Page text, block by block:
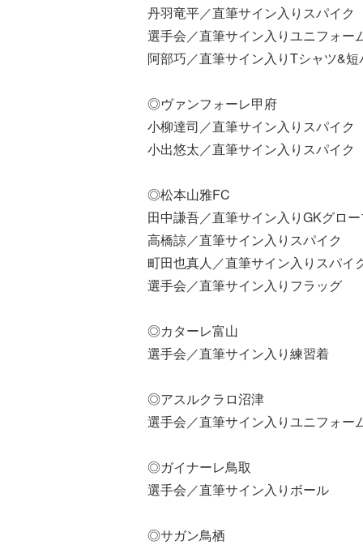
丹羽竜平／直筆サイン入りスパイク
選手会／直筆サイン入りユニフォー
阿部巧／直筆サイン入りTシャツ&短
◎ヴァンフォーレ甲府
小柳達司／直筆サイン入りスパイク
小出悠太／直筆サイン入りスパイク
◎松本山雅FC
田中謙吾／直筆サイン入りGKグロ
高橋諒／直筆サイン入りスパイク
町田也真人／直筆サイン入りスパイ
選手会／直筆サイン入りフラッグ
◎カターレ富山
選手会／直筆サイン入り練習着
◎アスルクラロ沼津
選手会／直筆サイン入りユニフォー
◎ガイナーレ鳥取
選手会／直筆サイン入りボール
◎サガン鳥栖